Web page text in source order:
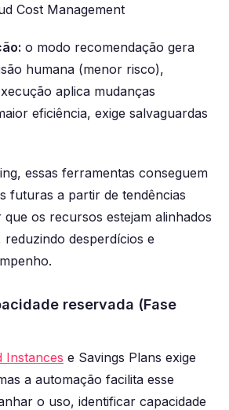
Cost Management
o modo recomendação gera
humana (menor risco),
aplica mudanças
eficiência, exige salvaguardas
essas ferramentas conseguem
futuras a partir de tendências
os recursos estejam alinhados
reduzindo desperdícios e
reservada (Fase
Instances e Savings Plans exige
a automação facilita esse
o uso, identificar capacidade